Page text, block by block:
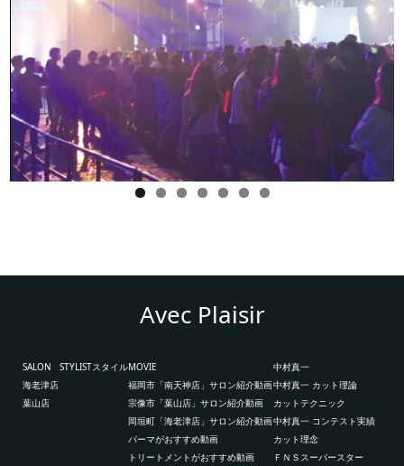
Avec Plaisir
SALON
海老津店
葉山店
STYLISTスタイルMOVIE
福岡市「南天神店」サロン紹介動画
宗像市「葉山店」サロン紹介動画
岡垣町「海老津店」サロン紹介動画
パーマがおすすめ動画
トリートメントがおすすめ動画
中村真一
中村真一 カット理論
カットテクニック
中村真一 コンテスト実績
カット理念
ＦＮＳスーパースター